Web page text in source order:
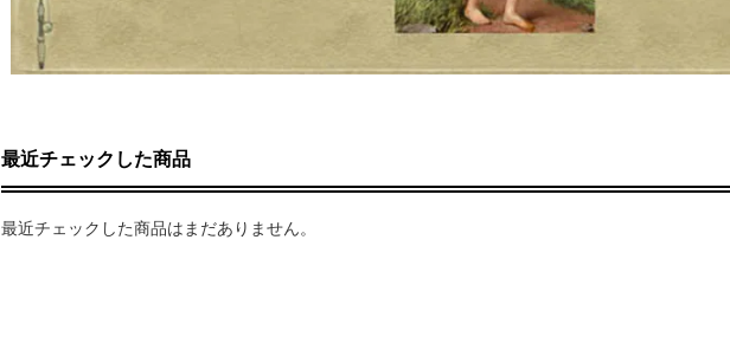
最近チェックした商品
最近チェックした商品はまだありません。